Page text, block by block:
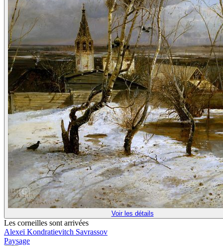
Voir les détails
Les corneilles sont arrivées
Alexeï Kondratievitch Savrassov
Paysage